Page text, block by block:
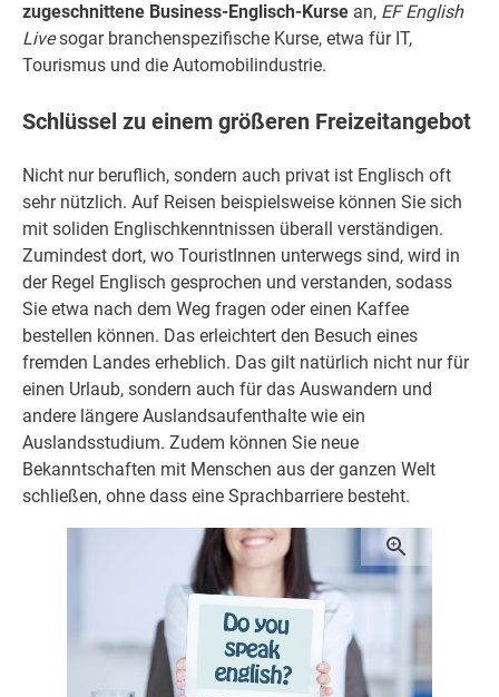
zugeschnittene Business-Englisch-Kurse an, EF English
Livesogar branchenspezifische Kurse, etwa für IT,
Tourismus und die Automobilindustrie.
Schlüssel zu einem größeren Freizeitangebot
Nicht nur beruflich, sondern auch privat ist Englisch oft
sehr nützlich. Auf Reisen beispielsweise können Sie sich
mit soliden Englischkenntnissen überall verständigen.
Zumindest dort, wo TouristInnen unterwegs sind, wird in
der Regel Englisch gesprochen und verstanden, sodass
Sie etwa nach dem Weg fragen oder einen Kaffee
bestellen können. Das erleichtert den Besuch eines
fremden Landes erheblich. Das gilt natürlich nicht nur für
einen Urlaub, sondern auch für das Auswandern und
andere längere Auslandsaufenthalte wie ein
Auslandsstudium. Zudem können Sie neue
Bekanntschaften mit Menschen aus der ganzen Welt
schließen, ohne dass eine Sprachbarriere besteht.